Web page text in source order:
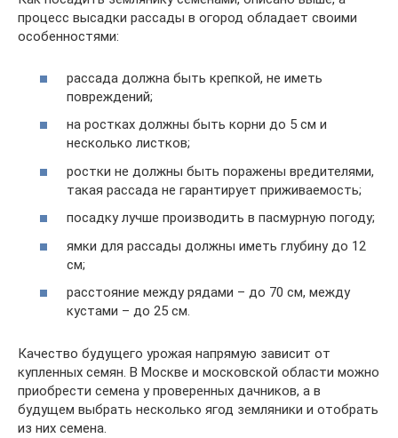
процесс высадки рассады в огород обладает своими
особенностями:
рассада должна быть крепкой, не иметь
повреждений;
на ростках должны быть корни до 5 см и
несколько листков;
ростки не должны быть поражены вредителями,
такая рассада не гарантирует приживаемость;
посадку лучше производить в пасмурную погоду;
ямки для рассады должны иметь глубину до 12
см;
расстояние между рядами – до 70 см, между
кустами – до 25 см.
Качество будущего урожая напрямую зависит от
купленных семян. В Москве и московской области можно
приобрести семена у проверенных дачников, а в
будущем выбрать несколько ягод земляники и отобрать
из них семена.